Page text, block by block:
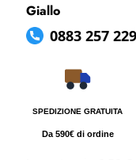
Giallo
0883 257 229
SPEDIZIONE GRATUITA
Da 590€ di ordine